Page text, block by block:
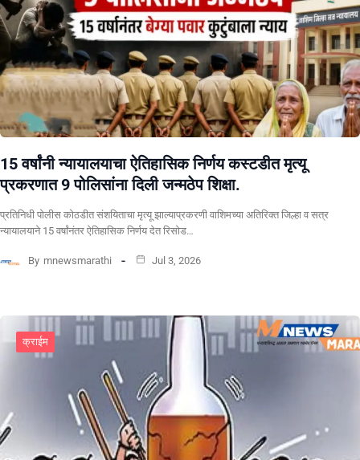
15 वर्षांनी न्यायालयाचा ऐतिहासिक निर्णय कस्टडीत मृत्यू
प्रकरणात 9 पोलिसांना दिली जन्मठेप शिक्षा.
प्रतिनिधी पोलीस कोठडीत संशयिताचा मृत्यू झाल्याप्रकरणी वाशिमच्या अतिरिक्त जिल्हा व सत्र
न्यायालयाने 15 वर्षांनंतर ऐतिहासिक निर्णय देत रिसोड…
By mnewsmarathi Jul 3, 2026
क्राईम